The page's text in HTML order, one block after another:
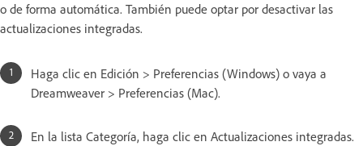
o de forma automática. También puede optar por desactivar las
actualizaciones integradas.
Haga clic en Edición > Preferencias (Windows) o vaya a
Dreamweaver > Preferencias (Mac).
En la lista Categoría, haga clic en Actualizaciones integradas.